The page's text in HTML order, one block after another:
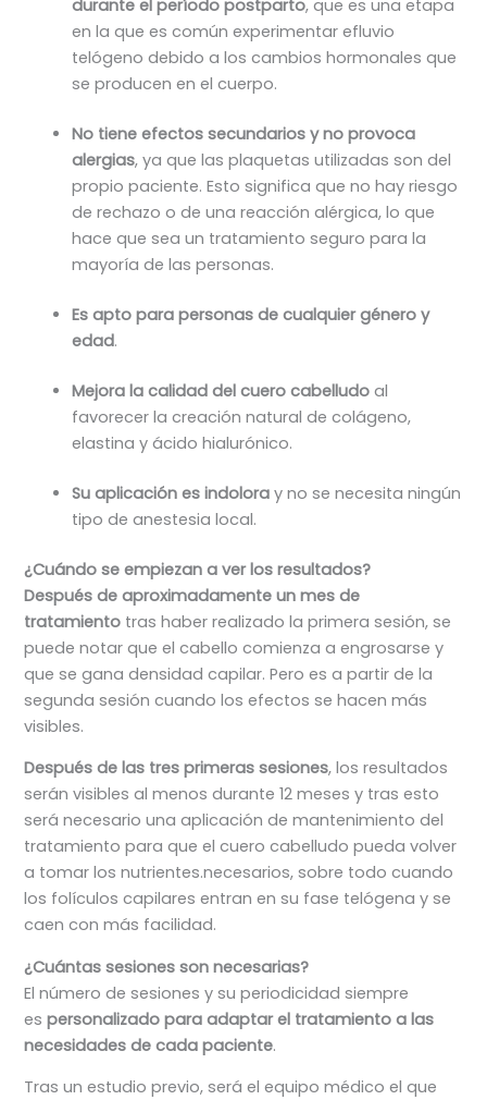
durante el período postparto, que es una etapa
en la que es común experimentar efluvio
telógeno debido a los cambios hormonales que
se producen en el cuerpo.
No tiene efectos secundarios y no provoca
alergias, ya que las plaquetas utilizadas son del
propio paciente. Esto significa que no hay riesgo
de rechazo o de una reacción alérgica, lo que
hace que sea un tratamiento seguro para la
mayoría de las personas.
Es apto para personas de cualquier género y
edad.
Mejora la calidad del cuero cabelludoal
favorecer la creación natural de colágeno,
elastina y ácido hialurónico.
Su aplicación es indoloray no se necesita ningún
tipo de anestesia local.
¿Cuándo se empiezan a ver los resultados?
Después de aproximadamente un mes de
tratamiento tras haber realizado la primera sesión, se
puede notar que el cabello comienza a engrosarse y
que se gana densidad capilar. Pero es a partir de la
segunda sesión cuando los efectos se hacen más
visibles.
Después de las tres primeras sesiones, los resultados
serán visibles al menos durante 12 meses y tras esto
será necesario una aplicación de mantenimiento del
tratamiento para que el cuero cabelludo pueda volver
a tomar los nutrientes.necesarios, sobre todo cuando
los folículos capilares entran en su fase telógena y se
caen con más facilidad.
¿Cuántas sesiones son necesarias?
El número de sesiones y su periodicidad siempre
espersonalizado para adaptar el tratamiento a las
necesidades de cada paciente.
Tras un estudio previo, será el equipo médico el que